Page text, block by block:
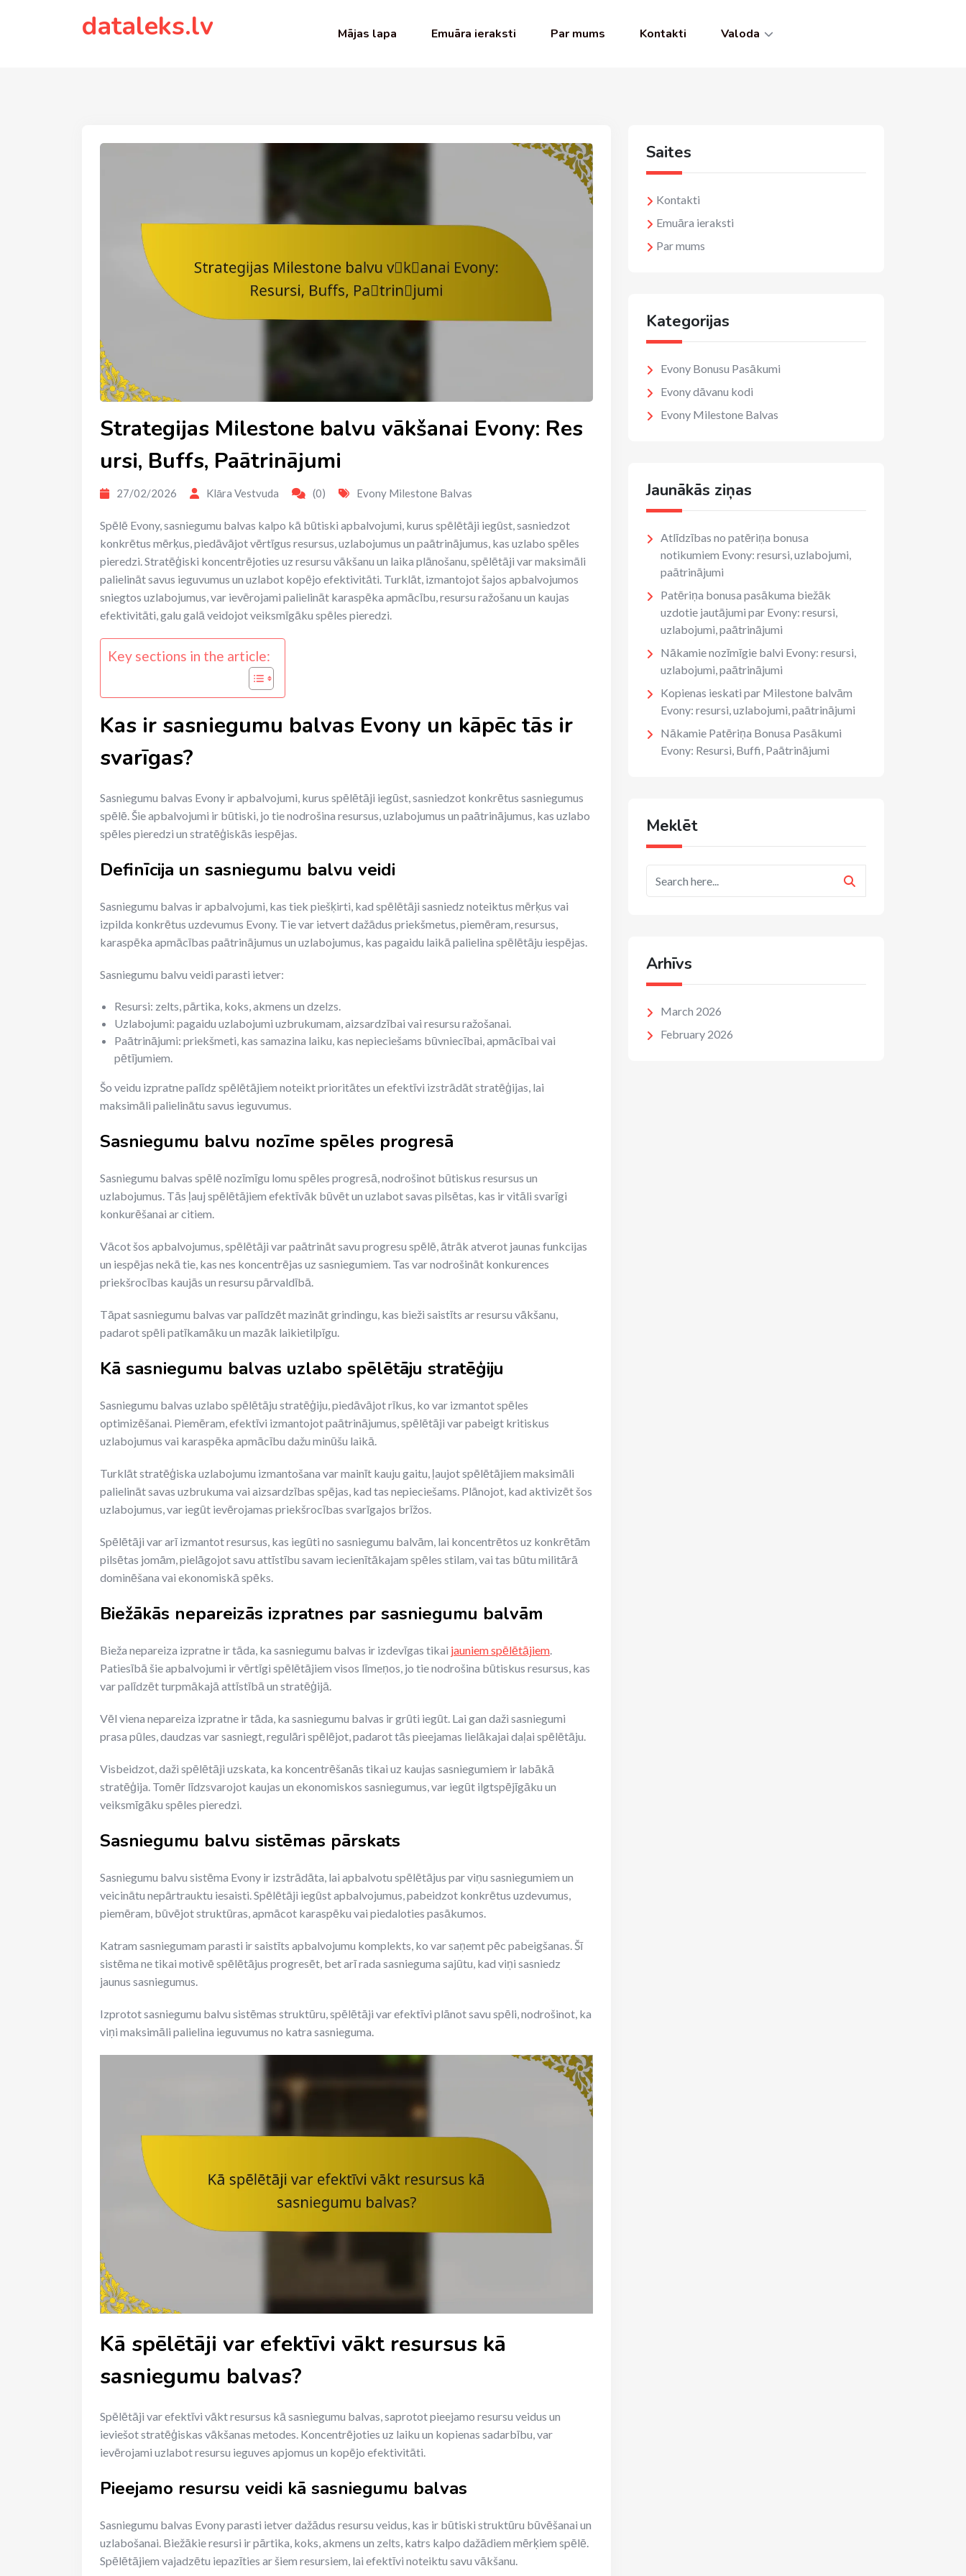
dataleks.lv Mājas lapa Emuāra ieraksti Par mums Kontakti Valoda
Strategijas Milestone balvu vākšanai Evony: Res
ursi, Buffs, Paātrinājumi
27/02/2026 Klāra Vestvuda (0) Evony Milestone Balvas
Spēlē Evony, sasniegumu balvas kalpo kā būtiski apbalvojumi, kurus spēlētāji iegūst, sasniedzot
konkrētus mērķus, piedāvājot vērtīgus resursus, uzlabojumus un paātrinājumus, kas uzlabo spēles
pieredzi. Stratēģiski koncentrējoties uz resursu vākšanu un laika plānošanu, spēlētāji var maksimāli
palielināt savus ieguvumus un uzlabot kopējo efektivitāti. Turklāt, izmantojot šajos apbalvojumos
sniegtos uzlabojumus, var ievērojami palielināt karaspēka apmācību, resursu ražošanu un kaujas
efektivitāti, galu galā veidojot veiksmīgāku spēles pieredzi.
Key sections in the article:
Kas ir sasniegumu balvas Evony un kāpēc tās ir
svarīgas?
Sasniegumu balvas Evony ir apbalvojumi, kurus spēlētāji iegūst, sasniedzot konkrētus sasniegumus
spēlē. Šie apbalvojumi ir būtiski, jo tie nodrošina resursus, uzlabojumus un paātrinājumus, kas uzlabo
spēles pieredzi un stratēģiskās iespējas.
Definīcija un sasniegumu balvu veidi
Sasniegumu balvas ir apbalvojumi, kas tiek piešķirti, kad spēlētāji sasniedz noteiktus mērķus vai
izpilda konkrētus uzdevumus Evony. Tie var ietvert dažādus priekšmetus, piemēram, resursus,
karaspēka apmācības paātrinājumus un uzlabojumus, kas pagaidu laikā palielina spēlētāju iespējas.
Sasniegumu balvu veidi parasti ietver:
Resursi: zelts, pārtika, koks, akmens un dzelzs.
Uzlabojumi: pagaidu uzlabojumi uzbrukumam, aizsardzībai vai resursu ražošanai.
Paātrinājumi: priekšmeti, kas samazina laiku, kas nepieciešams būvniecībai, apmācībai vai
pētījumiem.
Šo veidu izpratne palīdz spēlētājiem noteikt prioritātes un efektīvi izstrādāt stratēģijas, lai
maksimāli palielinātu savus ieguvumus.
Sasniegumu balvu nozīme spēles progresā
Sasniegumu balvas spēlē nozīmīgu lomu spēles progresā, nodrošinot būtiskus resursus un
uzlabojumus. Tās ļauj spēlētājiem efektīvāk būvēt un uzlabot savas pilsētas, kas ir vitāli svarīgi
konkurēšanai ar citiem.
Vācot šos apbalvojumus, spēlētāji var paātrināt savu progresu spēlē, ātrāk atverot jaunas funkcijas
un iespējas nekā tie, kas nes koncentrējas uz sasniegumiem. Tas var nodrošināt konkurences
priekšrocības kaujās un resursu pārvaldībā.
Tāpat sasniegumu balvas var palīdzēt mazināt grindingu, kas bieži saistīts ar resursu vākšanu,
padarot spēli patīkamāku un mazāk laikietilpīgu.
Kā sasniegumu balvas uzlabo spēlētāju stratēģiju
Sasniegumu balvas uzlabo spēlētāju stratēģiju, piedāvājot rīkus, ko var izmantot spēles
optimizēšanai. Piemēram, efektīvi izmantojot paātrinājumus, spēlētāji var pabeigt kritiskus
uzlabojumus vai karaspēka apmācību dažu minūšu laikā.
Turklāt stratēģiska uzlabojumu izmantošana var mainīt kauju gaitu, ļaujot spēlētājiem maksimāli
palielināt savas uzbrukuma vai aizsardzības spējas, kad tas nepieciešams. Plānojot, kad aktivizēt šos
uzlabojumus, var iegūt ievērojamas priekšrocības svarīgajos brīžos.
Spēlētāji var arī izmantot resursus, kas iegūti no sasniegumu balvām, lai koncentrētos uz konkrētām
pilsētas jomām, pielāgojot savu attīstību savam iecienītākajam spēles stilam, vai tas būtu militārā
dominēšana vai ekonomiskā spēks.
Biežākās nepareizās izpratnes par sasniegumu balvām
Bieža nepareiza izpratne ir tāda, ka sasniegumu balvas ir izdevīgas tikai jauniem spēlētājiem.
Patiesībā šie apbalvojumi ir vērtīgi spēlētājiem visos līmeņos, jo tie nodrošina būtiskus resursus, kas
var palīdzēt turpmākajā attīstībā un stratēģijā.
Vēl viena nepareiza izpratne ir tāda, ka sasniegumu balvas ir grūti iegūt. Lai gan daži sasniegumi
prasa pūles, daudzas var sasniegt, regulāri spēlējot, padarot tās pieejamas lielākajai daļai spēlētāju.
Visbeidzot, daži spēlētāji uzskata, ka koncentrēšanās tikai uz kaujas sasniegumiem ir labākā
stratēģija. Tomēr līdzsvarojot kaujas un ekonomiskos sasniegumus, var iegūt ilgtspējīgāku un
veiksmīgāku spēles pieredzi.
Sasniegumu balvu sistēmas pārskats
Sasniegumu balvu sistēma Evony ir izstrādāta, lai apbalvotu spēlētājus par viņu sasniegumiem un
veicinātu nepārtrauktu iesaisti. Spēlētāji iegūst apbalvojumus, pabeidzot konkrētus uzdevumus,
piemēram, būvējot struktūras, apmācot karaspēku vai piedaloties pasākumos.
Katram sasniegumam parasti ir saistīts apbalvojumu komplekts, ko var saņemt pēc pabeigšanas. Šī
sistēma ne tikai motivē spēlētājus progresēt, bet arī rada sasnieguma sajūtu, kad viņi sasniedz
jaunus sasniegumus.
Izprotot sasniegumu balvu sistēmas struktūru, spēlētāji var efektīvi plānot savu spēli, nodrošinot, ka
viņi maksimāli palielina ieguvumus no katra sasnieguma.
Kā spēlētāji var efektīvi vākt resursus kā
sasniegumu balvas?
Spēlētāji var efektīvi vākt resursus kā sasniegumu balvas, saprotot pieejamo resursu veidus un
ieviešot stratēģiskas vākšanas metodes. Koncentrējoties uz laiku un kopienas sadarbību, var
ievērojami uzlabot resursu ieguves apjomus un kopējo efektivitāti.
Pieejamo resursu veidi kā sasniegumu balvas
Sasniegumu balvas Evony parasti ietver dažādus resursu veidus, kas ir būtiski struktūru būvēšanai un
uzlabošanai. Biežākie resursi ir pārtika, koks, akmens un zelts, katrs kalpo dažādiem mērķiem spēlē.
Spēlētājiem vajadzētu iepazīties ar šiem resursiem, lai efektīvi noteiktu savu vākšanu.
Saites
Kontakti
Emuāra ieraksti
Par mums
Kategorijas
Evony Bonusu Pasākumi
Evony dāvanu kodi
Evony Milestone Balvas
Jaunākās ziņas
Atlīdzības no patēriņa bonusa
notikumiem Evony: resursi, uzlabojumi,
paātrinājumi
Patēriņa bonusa pasākuma biežāk
uzdotie jautājumi par Evony: resursi,
uzlabojumi, paātrinājumi
Nākamie nozīmīgie balvi Evony: resursi,
uzlabojumi, paātrinājumi
Kopienas ieskati par Milestone balvām
Evony: resursi, uzlabojumi, paātrinājumi
Nākamie Patēriņa Bonusa Pasākumi
Evony: Resursi, Buffi, Paātrinājumi
Meklēt
Arhīvs
March 2026
February 2026